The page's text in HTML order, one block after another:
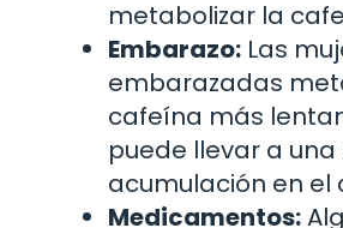
metabolizar la
Embarazo: Las
embarazadas
cafeína más
puede llevar a
acumulación en el
Medicamentos: